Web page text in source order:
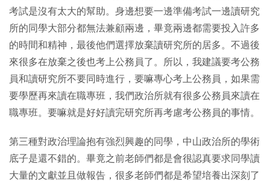
考試是沒有太大的幫助。身邊想要一邊準備考試一邊讀研究
所的同學大部分都無法兼顧兩邊，畢竟兩邊都需要投入許多
的時間和精神，最後他們選擇放棄讀研究所的居多。不過後
來很多在放棄之後也考上公務員了。所以，我建議要考公務
員和讀研究所不要同時進行，要嘛專心考上公務員，如果需
要學歷再來讀在職專班，我們政治所就有很多公務員來讀在
職專班。要嘛就是好好讀完研究所再考慮考公務員的事情。
第三種對政治理論抱有強烈興趣的同學，中山政治所的學術
底子是還不錯的。畢竟之前老師們都是會很認真要求同學讀
大量的文獻並且做報告，很多老師們都是希望培養出深刻了